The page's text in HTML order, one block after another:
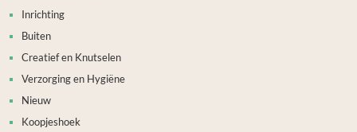
Inrichting
Buiten
Creatief en Knutselen
Verzorging en Hygiëne
Nieuw
Koopjeshoek